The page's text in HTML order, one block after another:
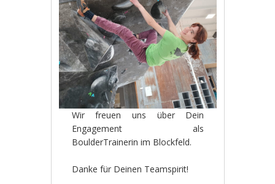
Wir freuen uns über Dein
Engagement als
BoulderTrainerin im Blockfeld.
Danke für Deinen Teamspirit!